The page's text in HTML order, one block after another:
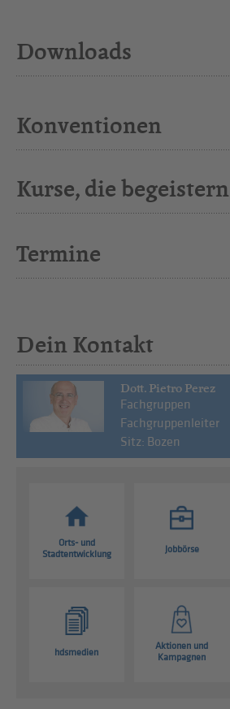
Downloads
Konventionen
Kurse, die begeistern
Termine
Dein Kontakt
Dott. Pietro Perez
Fachgruppen
Fachgruppenleiter
Sitz: Bozen
Orts- und
Stadtentwicklung
Jobbörse
hdsmedien
Aktionen und
Kampagnen